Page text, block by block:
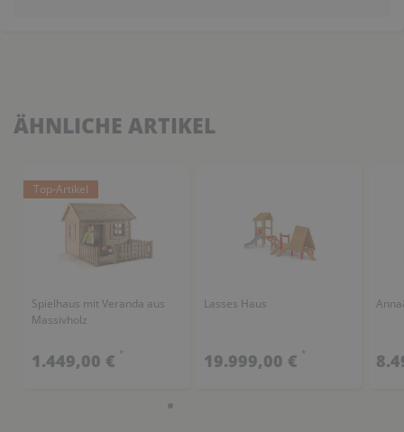
ÄHNLICHE ARTIKEL
Top-Artikel
Spielhaus mit Veranda aus
Massivholz
1.449,00 € *
Lasses Haus
19.999,00 € *